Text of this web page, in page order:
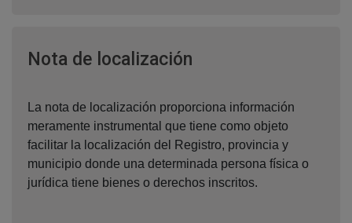
Nota de localización
La nota de localización proporciona información
meramente instrumental que tiene como objeto
facilitar la localización del Registro, provincia y
municipio donde una determinada persona física o
jurídica tiene bienes o derechos inscritos.